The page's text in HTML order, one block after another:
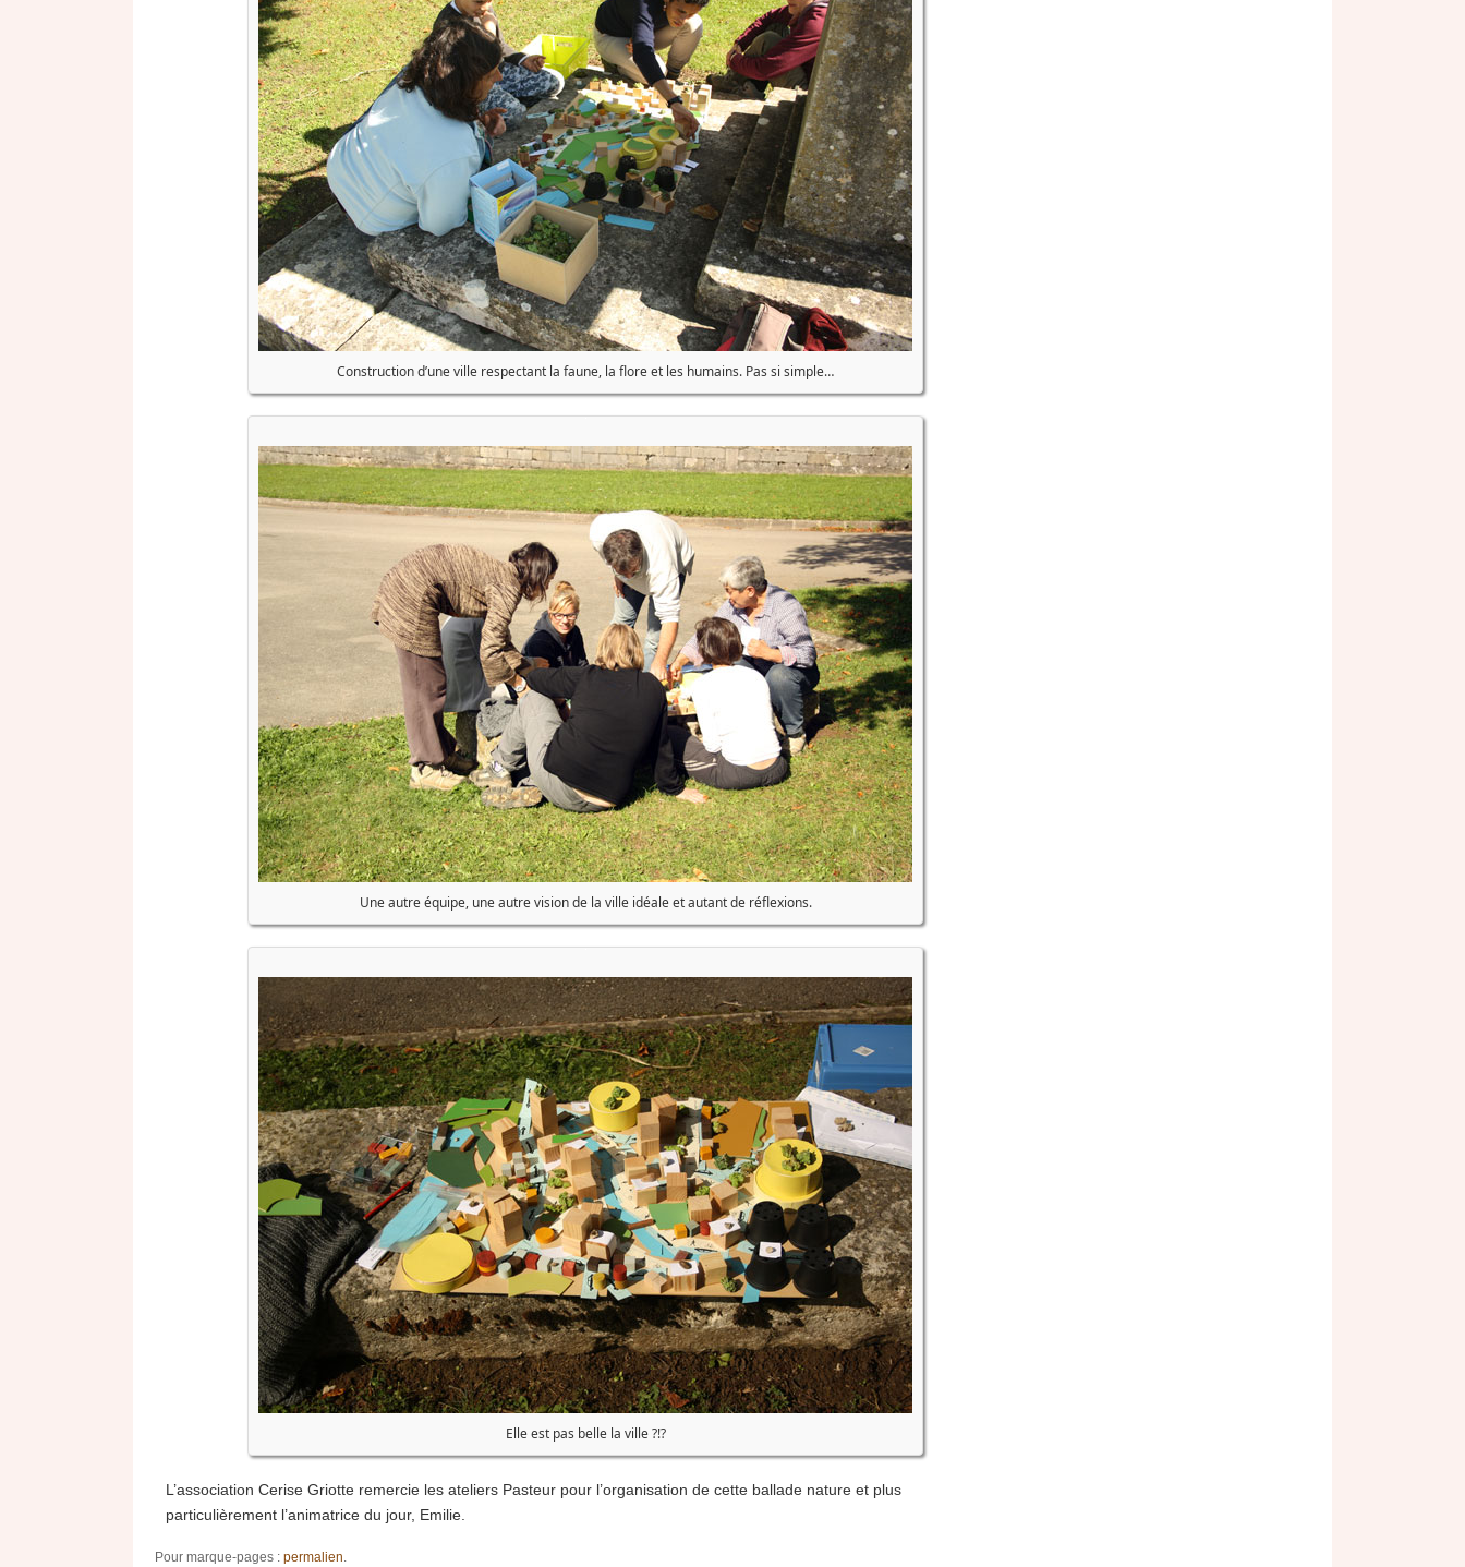
Construction d’une ville respectant la faune, la flore et les humains. Pas si simple…
Une autre équipe, une autre vision de la ville idéale et autant de réflexions.
Elle est pas belle la ville ?!?
L’association Cerise Griotte remercie les ateliers Pasteur pour l’organisation de cette ballade nature et plus
particulièrement l’animatrice du jour, Emilie.
Pour marque-pages : permalien.